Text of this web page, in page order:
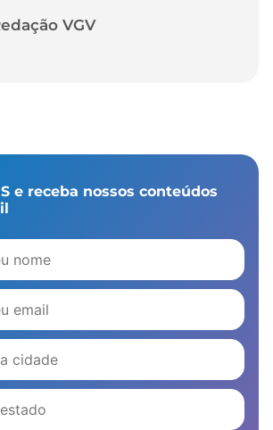
VGV
e receba nossos conteúdos